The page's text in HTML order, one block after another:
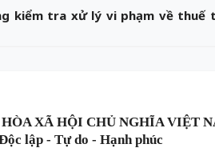
kiểm tra xử lý vi phạm về thuế
HÒA XÃ HỘI CHỦ NGHĨA VIỆT
lập - Tự do - Hạnh phúc